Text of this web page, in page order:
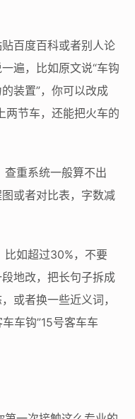
百度百科或者别人论
遍，比如原文说“车钩
装置”，你可以改成
两节车，还能把火车的
查重系统一般算不出
或者对比表，字数减
比如超过30%，不要
地改，把长句子拆成
或者换一些近义词，
车钩”15号客车车